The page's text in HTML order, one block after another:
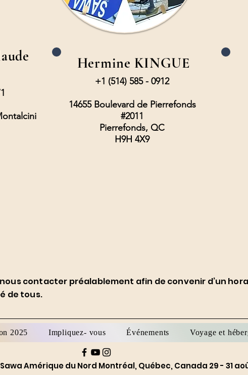
Hermine KINGUE
+1 (514) 585 - 0912
14655 Boulevard de Pierrefonds
#2011
Pierrefonds, QC
H9H 4X9
contacter préalablement afin de convenir d’un
de tous.
2025 Impliquez- vous Événements Voyage et
Amérique du Nord Montréal, Québec, Canada 29 - 31